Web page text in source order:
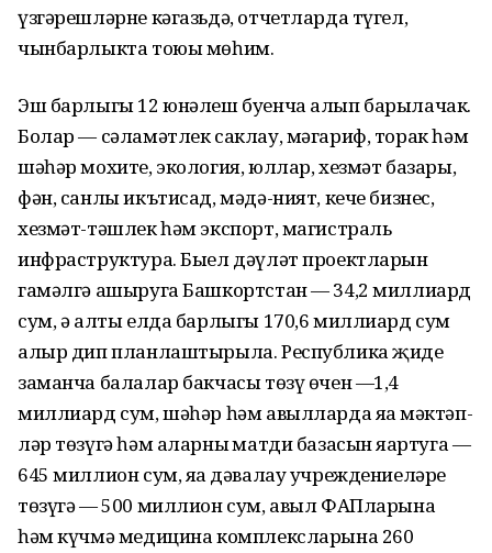
үзгәреш­ләрне кәгазьдә, отчетларда түгел,
чынбарлыкта тоюы мөһим.
Эш барлыгы 12 юнәлеш буенча алып барылачак.
Болар — сәламәтлек саклау, мәгариф, торак һәм
шәһәр мохите, экология, юллар, хезмәт базары,
фән, санлы икътисад, мәдә-ният, кече бизнес,
хезмәт-тәшлек һәм экспорт, магистраль
инфраструктура. Быел дәүләт проектларын
гамәлгә ашыруга Башкортстан — 34,2 миллиард
сум, ә алты елда барлыгы 170,6 миллиард сум
алыр дип планлаштырыла. Республика җиде
заманча балалар бакчасы төзү өчен —1,4
миллиард сум, шәһәр һәм авылларда яңа мәктәп-
ләр төзүгә һәм аларның матди базасын яңартуга —
645 миллион сум, яңа дәвалау учреж­дениеләре
төзүгә — 500 миллион сум, авыл ФАПларына
һәм күчмә медицина комплексларына 260